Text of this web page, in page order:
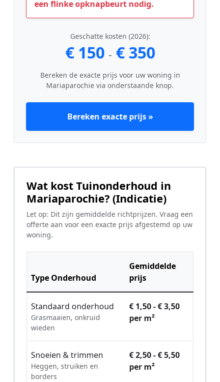
een flinke opknapbeurt nodig.
Geschatte kosten (2026):
€ 150 - € 350
Bereken de exacte prijs voor uw woning in
Mariaparochie via onderstaande knop.
Bereken exacte prijs »
Wat kost Tuinonderhoud in
Mariaparochie? (Indicatie)
Let op: Dit zijn gemiddelde richtprijzen. Vraag een
offerte aan voor een exacte prijs afgestemd op uw
woning.
Type Onderhoud
Gemiddelde
prijs
Standaard onderhoud
Grasmaaien, onkruid
wieden
€ 1,50 - € 3,50
per m²
Snoeien & trimmen
Heggen, struiken en
borders
€ 2,50 - € 5,50
per m²